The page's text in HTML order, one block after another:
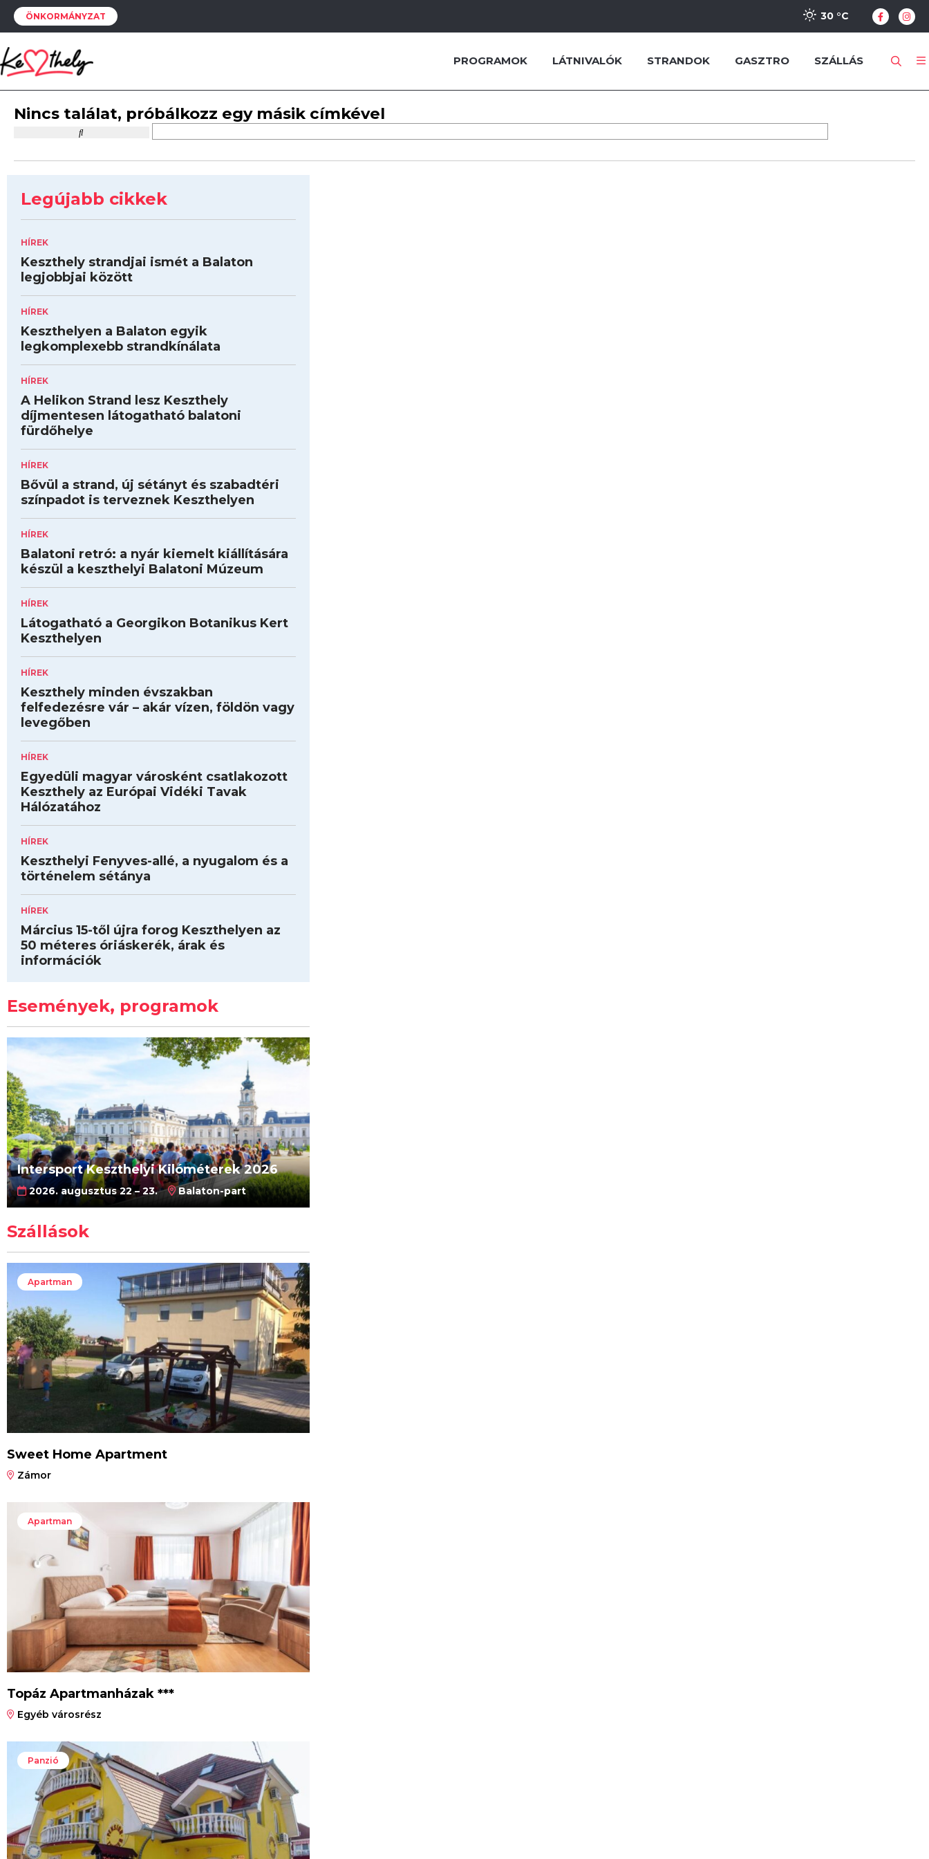
ÖNKORMÁNYZAT 30 °C
PROGRAMOK LÁTNIVALÓK STRANDOK GASZTRO SZÁLLÁS
Nincs találat, próbálkozz egy másik címkével
Legújabb cikkek
HÍREK
Keszthely strandjai ismét a Balaton
legjobbjai között
HÍREK
Keszthelyen a Balaton egyik
legkomplexebb strandkínálata
HÍREK
A Helikon Strand lesz Keszthely
díjmentesen látogatható balatoni
fürdőhelye
HÍREK
Bővül a strand, új sétányt és szabadtéri
színpadot is terveznek Keszthelyen
HÍREK
Balatoni retró: a nyár kiemelt kiállítására
készül a keszthelyi Balatoni Múzeum
HÍREK
Látogatható a Georgikon Botanikus Kert
Keszthelyen
HÍREK
Keszthely minden évszakban
felfedezésre vár – akár vízen, földön vagy
levegőben
HÍREK
Egyedüli magyar városként csatlakozott
Keszthely az Európai Vidéki Tavak
Hálózatához
HÍREK
Keszthelyi Fenyves-allé, a nyugalom és a
történelem sétánya
HÍREK
Március 15-től újra forog Keszthelyen az
50 méteres óriáskerék, árak és
információk
Események, programok
Intersport Keszthelyi Kilóméterek 2026
2026. augusztus 22 – 23. Balaton-part
Szállások
Apartman
Sweet Home Apartment
Zámor
Apartman
Topáz Apartmanházak ***
Egyéb városrész
Panzió